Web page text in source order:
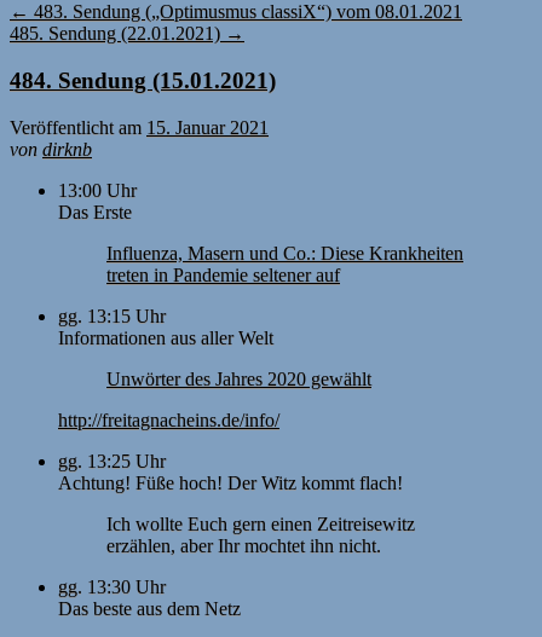
← 483. Sendung („Optimusmus classiX“) vom 08.01.2021
485. Sendung (22.01.2021) →
484. Sendung (15.01.2021)
Veröffentlicht am 15. Januar 2021
von dirknb
13:00 Uhr
Das Erste
Influenza, Masern und Co.: Diese Krankheiten
treten in Pandemie seltener auf
gg. 13:15 Uhr
Informationen aus aller Welt
Unwörter des Jahres 2020 gewählt
http://freitagnacheins.de/info/
gg. 13:25 Uhr
Achtung! Füße hoch! Der Witz kommt flach!
Ich wollte Euch gern einen Zeitreisewitz
erzählen, aber Ihr mochtet ihn nicht.
gg. 13:30 Uhr
Das beste aus dem Netz